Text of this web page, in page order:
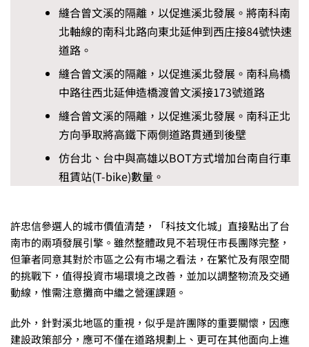
縫合曾文溪的隔離，以促進溪北發展。將南科南
北軸線的南科北路向東北延伸到西庄接84號快速
道路。
縫合曾文溪的隔離，以促進溪北發展。南科烏橋
中路往西北延伸造橋渡曾文溪接173號道路
縫合曾文溪的隔離，以促進溪北發展。南科正北
方向爭取將高鐵下兩側道路貫通到後壁
仿台北、台中與高雄以BOT方式增加台南自行車
租賃站(T-bike)數量。
許忠信參選人的城市價值清楚，「科技文化城」直接點出了台
南市的兩項發展引擎。雖然整體政見不若現任市長團隊完整，
但筆者同意其對於市區之公有市場之看法，在繁忙及有限空間
的挑戰下，值得投資市場環境之改善，並加以調整物流及交通
動線，惟需注意攤商中繼之營運課題。
此外，針對溪北地區的重視，似乎是許團隊的重要關懷，因應
建設政策部分，應可不僅在道路規劃上、更可在其他面向上進